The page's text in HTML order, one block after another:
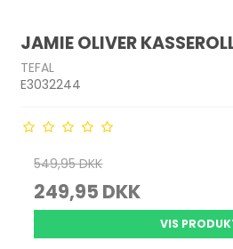
JAMIE OLIVER
TEFAL
E3032244
549,95 DKK
249,95 DKK
VIS